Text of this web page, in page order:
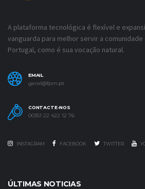
A plataforma tecnológica é flexível e
vanguarda para melhor servir a
Portugal, como é sua vocação natural.
EMAIL
geral@fpm.pt
CONTACTE-NOS
00351 22 422 12 76
INSTAGRAM FACEBOOK TWITTER
ÚLTIMAS NOTICIAS